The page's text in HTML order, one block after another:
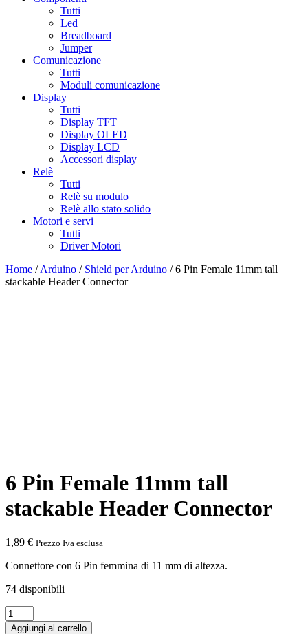
Tutti
Led
Breadboard
Jumper
Comunicazione
Tutti
Moduli comunicazione
Display
Tutti
Display TFT
Display OLED
Display LCD
Accessori display
Relè
Tutti
Relè su modulo
Relè allo stato solido
Motori e servi
Tutti
Driver Motori
Home /Arduino / Shield per Arduino / 6 Pin Female 11mm tall
stackable Header Connector
6 Pin Female 11mm tall
stackable Header Connector
1,89 € Prezzo Iva esclusa
Connettore con 6 Pin femmina di 11 mm di altezza.
74 disponibili
6
PinAggiungi al carrello